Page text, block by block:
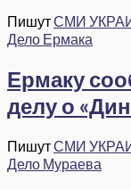
ПишутСМИ
Дело Ермака
Ермаку
делу о
ПишутСМИ
Дело Мураева